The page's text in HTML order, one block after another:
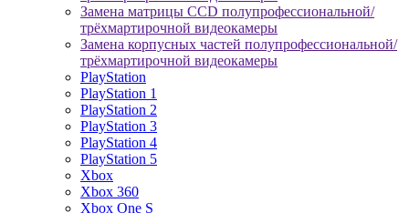
Замена матрицы CCD полупрофессиональной/
трёхмартирочной видеокамеры
Замена корпусных частей полупрофессиональной/
трёхмартирочной видеокамеры
PlayStation
PlayStation 1
PlayStation 2
PlayStation 3
PlayStation 4
PlayStation 5
Xbox
Xbox 360
Xbox One S